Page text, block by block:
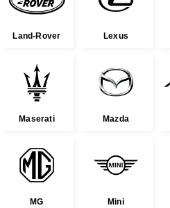
Land-Rover Lexus
Maserati Mazda
MG Mini